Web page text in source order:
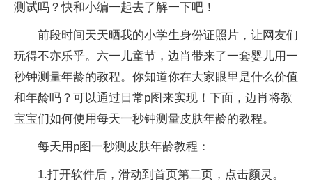
测试吗？快和小编一起去了解一下吧！
前段时间天天晒我的小学生身份证照片，让网友们
玩得不亦乐乎。六一儿童节，边肖带来了一套婴儿用一
秒钟测量年龄的教程。你知道你在大家眼里是什么价值
和年龄吗？可以通过日常p图来实现！下面，边肖将教
宝宝们如何使用每天一秒钟测量皮肤年龄的教程。
每天用p图一秒测皮肤年龄教程：
1.打开软件后，滑动到首页第二页，点击颜灵。